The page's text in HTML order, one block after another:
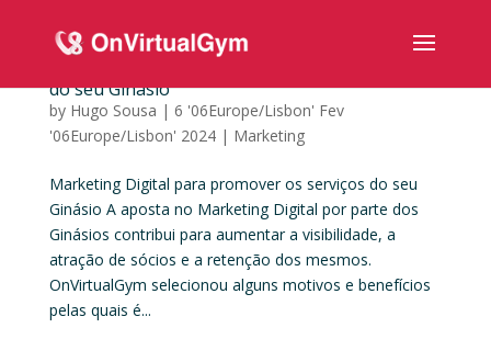
do seu Ginásio
by Hugo Sousa | 6 '06Europe/Lisbon' Fev
'06Europe/Lisbon' 2024| Marketing
Marketing Digital para promover os serviços do seu
Ginásio A aposta no Marketing Digital por parte dos
Ginásios contribui para aumentar a visibilidade, a
atração de sócios e a retenção dos mesmos.
OnVirtualGym selecionou alguns motivos e benefícios
pelas quais é...